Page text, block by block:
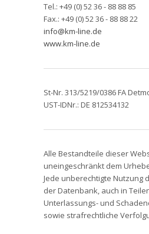
Tel.: +49 (0) 52 36 - 88 88 85
Fax.: +49 (0) 52 36 - 88 88 22
info@km-line.de
www.km-line.de
St-Nr. 313/5219/0386 FA
UST-IDNr.: DE 812534132
Alle Bestandteile dieser
uneingeschränkt dem
Jede unberechtigte Nutzung
der Datenbank, auch in
Unterlassungs- und
sowie strafrechtliche